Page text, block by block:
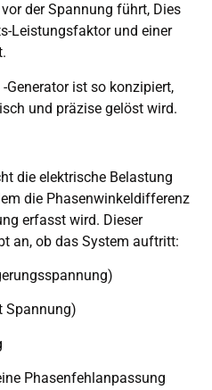
der Spannung führt, Dies
Leistungsfaktor und einer
Generator ist so konzipiert,
und präzise gelöst wird.
die elektrische Belastung
die Phasenwinkeldifferenz
erfasst wird. Dieser
an, ob das System auftritt:
Spannung)
Phasenfehlanpassung